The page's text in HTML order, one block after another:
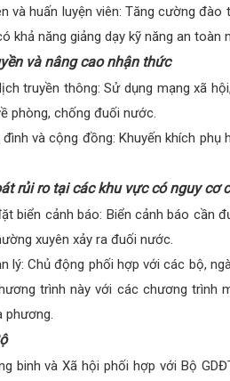
và huấn luyện viên: Tăng cường
khả năng giảng dạy kỹ năng an toàn
và nâng cao nhận thức
truyền thông: Sử dụng mạng xã
phòng, chống đuối nước.
và cộng đồng: Khuyến khích
rủi ro tại các khu vực có nguy cơ
biển cảnh báo: Biển cảnh báo cần
xuyên xảy ra đuối nước.
lý: Chủ động phối hợp với các bộ,
trình này với các chương trình
phương.
binh và Xã hội phối hợp với Bộ